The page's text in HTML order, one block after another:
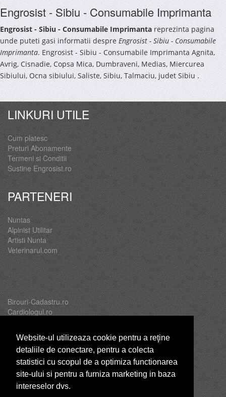
Website-ul utilizeaza cookie pentru a reţine
detaliile de conectare, pentru a colecta
statistici cu scopul de a optimiza functionarea
site-ului si pentru a furniza marketing in baza
intereselor dvs.
Engrosist - Sibiu - Consumabile Imprimanta
Engrosist - Sibiu - Consumabile Imprimanta reprezinta pagina
unde puteti gasi informatii despre Engrosist - Sibiu - Consumabile
Imprimanta. Engrosist - Sibiu - Consumabile Imprimanta Agnita,
Avrig, Cisnadie, Copsa Mica, Dumbraveni, Medias, Miercurea
Sibiului, Ocna sibiului, Saliste, Sibiu, Talmaciu, judet Sibiu .
LINKURI UTILE
Cum platesc
Preturi Abonamente
Termeni si Conditii
Sustine Engrosist.ro
PARTENERI
Nuntas
Alpinist Utilitar
Artisti Nunta
Veterinarul.com
Birouri-Cadastru.ro
Cardiologul.ro
Brutari